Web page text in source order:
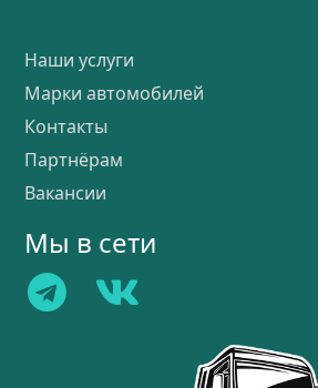
Наши услуги
Марки автомобилей
Контакты
Партнёрам
Вакансии
Мы в сети